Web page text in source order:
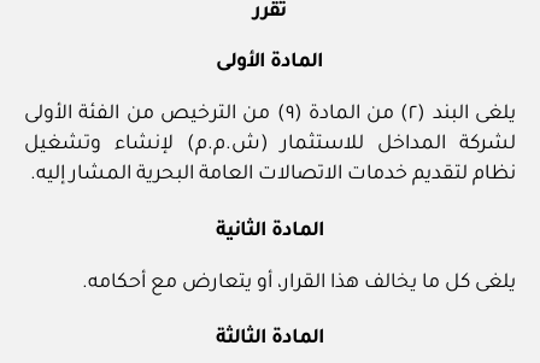
تقرر
المادة الأولى
يلغى البند (٢) من المادة (٩) من الترخيص من الفئة الأولى
لشركة المداخل للاستثمار (ش.م.م) لإنشاء وتشغيل
نظام لتقديم خدمات الاتصالات العامة البحرية المشار إليه.
المادة الثانية
يلغى كل ما يخالف هذا القرار، أو يتعارض مع أحكامه.
المادة الثالثة